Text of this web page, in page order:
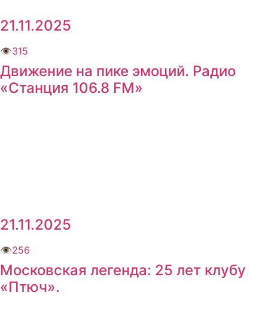
21.11.2025
👁315
Движение на пике эмоций. Радио
«Станция 106.8 FM»
21.11.2025
👁256
Московская легенда: 25 лет клубу
«Птюч».